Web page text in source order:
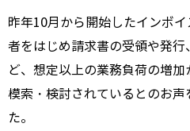
昨年10月から開始したインボ
者をはじめ請求書の受領や発
ど、想定以上の業務負荷の増
模索・検討されているとのお
た。